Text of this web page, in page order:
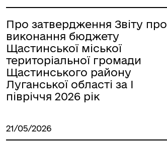
Про затвердження Звіту про
виконання бюджету
Щастинської міської
територіальної громади
Щастинського району
Луганської області за І
півріччя 2026 рік
21/05/2026